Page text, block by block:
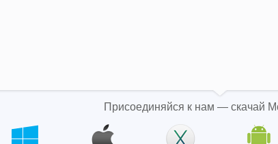
Присоединяйся к нам — скачай